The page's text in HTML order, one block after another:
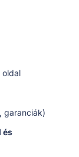
oldal
garanciák)
és